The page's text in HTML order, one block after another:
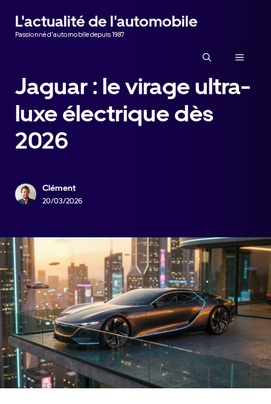
L'actualité de l'automobile
Passionné d'automobile depuis 1987
MENU
Jaguar : le virage ultra-
luxe électrique dès
2026
Clément
20/03/2026